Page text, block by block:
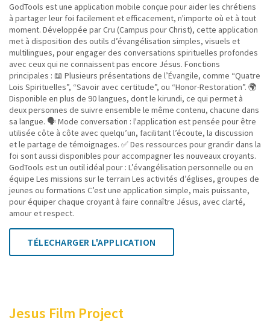
GodTools est une application mobile conçue pour aider les chrétiens
à partager leur foi facilement et efficacement, n'importe où et à tout
moment. Développée par Cru (Campus pour Christ), cette application
met à disposition des outils d’évangélisation simples, visuels et
multilingues, pour engager des conversations spirituelles profondes
avec ceux qui ne connaissent pas encore Jésus. Fonctions
principales : 📖 Plusieurs présentations de l’Évangile, comme “Quatre
Lois Spirituelles”, “Savoir avec certitude”, ou “Honor-Restoration”. 🌍
Disponible en plus de 90 langues, dont le kirundi, ce qui permet à
deux personnes de suivre ensemble le même contenu, chacune dans
sa langue. 🗣️ Mode conversation : l'application est pensée pour être
utilisée côte à côte avec quelqu’un, facilitant l’écoute, la discussion
et le partage de témoignages. ✅ Des ressources pour grandir dans la
foi sont aussi disponibles pour accompagner les nouveaux croyants.
GodTools est un outil idéal pour : L’évangélisation personnelle ou en
équipe Les missions sur le terrain Les activités d’églises, groupes de
jeunes ou formations C’est une application simple, mais puissante,
pour équiper chaque croyant à faire connaître Jésus, avec clarté,
amour et respect.
TÉLECHARGER L'APPLICATION
Jesus Film Project